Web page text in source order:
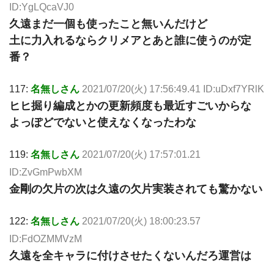
ID:YgLQcaVJ0
久遠まだ一個も使ったこと無いんだけど
土に力入れるならクリメアとあと誰に使うのが定
番？
117: 名無しさん 2021/07/20(火) 17:56:49.41 ID:uDxf7YRlK
ヒヒ掘り編成とかの更新頻度も最近すごいからな
よっぽどでないと使えなくなったわな
119: 名無しさん 2021/07/20(火) 17:57:01.21
ID:ZvGmPwbXM
金剛の欠片の次は久遠の欠片実装されても驚かない
122: 名無しさん 2021/07/20(火) 18:00:23.57
ID:FdOZMMVzM
久遠を全キャラに付けさせたくないんだろ運営は